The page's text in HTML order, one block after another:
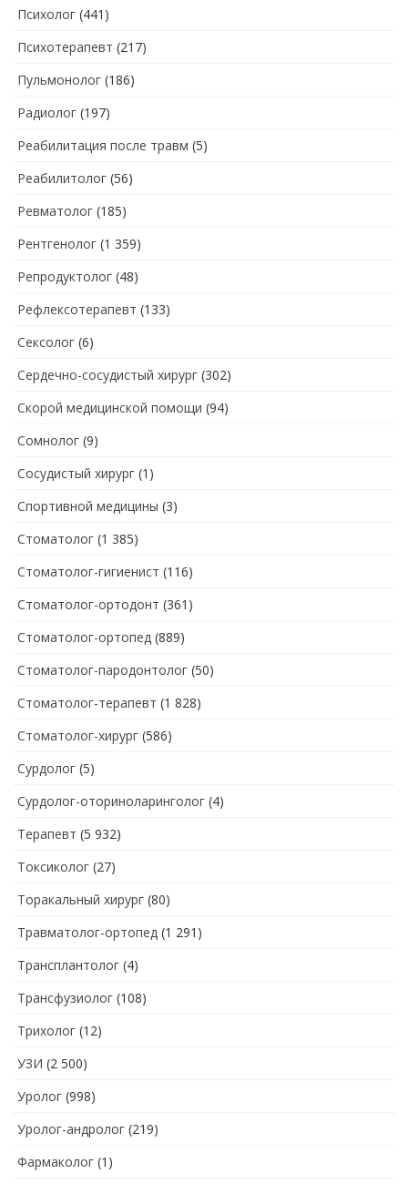
Психолог (441)
Психотерапевт (217)
Пульмонолог (186)
Радиолог (197)
Реабилитация после травм (5)
Реабилитолог (56)
Ревматолог (185)
Рентгенолог (1 359)
Репродуктолог (48)
Рефлексотерапевт (133)
Сексолог (6)
Сердечно-сосудистый хирург (302)
Скорой медицинской помощи (94)
Сомнолог (9)
Сосудистый хирург (1)
Спортивной медицины (3)
Стоматолог (1 385)
Стоматолог-гигиенист (116)
Стоматолог-ортодонт (361)
Стоматолог-ортопед (889)
Стоматолог-пародонтолог (50)
Стоматолог-терапевт (1 828)
Стоматолог-хирург (586)
Сурдолог (5)
Сурдолог-оториноларинголог (4)
Терапевт (5 932)
Токсиколог (27)
Торакальный хирург (80)
Травматолог-ортопед (1 291)
Трансплантолог (4)
Трансфузиолог (108)
Трихолог (12)
УЗИ (2 500)
Уролог (998)
Уролог-андролог (219)
Фармаколог (1)